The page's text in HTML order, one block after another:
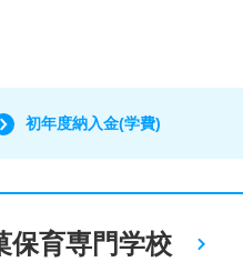
初年度納入金(学費)
保育専門学校